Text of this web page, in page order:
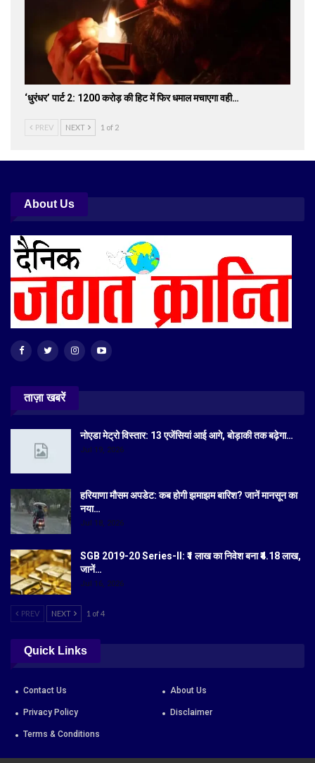
‘धुरंधर’ पार्ट 2: 1200 करोड़ की हिट में फिर धमाल मचाएगा वही…
PREV NEXT 1 of 2
About Us
ताज़ा खबरें
नोएडा मेट्रो विस्तार: 13 एजेंसियां आई आगे, बोड़ाकी तक बढ़ेगा…
Jul 19, 2026
हरियाणा मौसम अपडेट: कब होगी झमाझम बारिश? जानें मानसून का
नया…
Jul 18, 2026
SGB 2019-20 Series-II: ₹1 लाख का निवेश बना ₹4.18 लाख,
जानें…
Jul 16, 2026
PREV NEXT 1 of 4
Quick Links
Contact Us About Us
Privacy Policy Disclaimer
Terms & Conditions